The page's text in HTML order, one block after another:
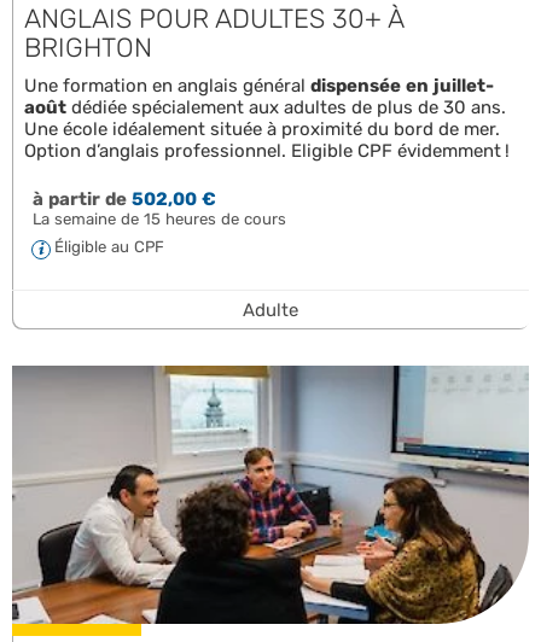
ANGLAIS POUR ADULTES 30+ À
BRIGHTON
Une formation en anglais général dispensée en juillet-
août dédiée spécialement aux adultes de plus de 30 ans.
Une école idéalement située à proximité du bord de mer.
Option d’anglais professionnel. Eligible CPF évidemment !
à partir de502,00 €
La semaine de 15 heures de cours
Éligible au CPF
Adulte